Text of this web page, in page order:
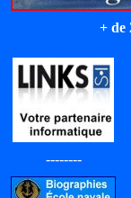
+ de
--------